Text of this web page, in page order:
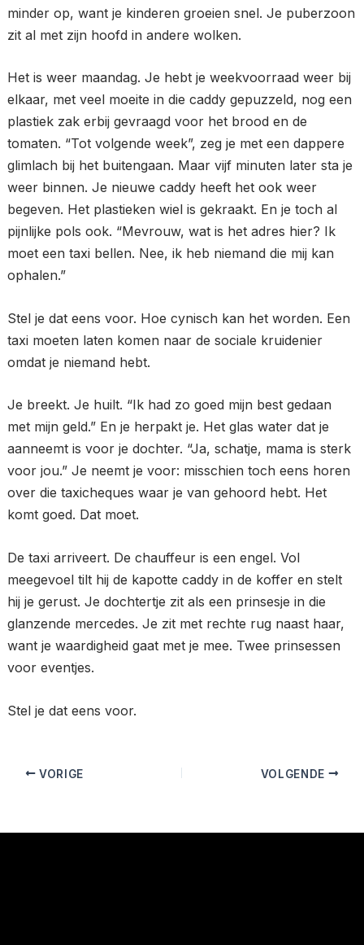
minder op, want je kinderen groeien snel. Je puberzoon
zit al met zijn hoofd in andere wolken.
Het is weer maandag. Je hebt je weekvoorraad weer bij
elkaar, met veel moeite in die caddy gepuzzeld, nog een
plastiek zak erbij gevraagd voor het brood en de
tomaten. “Tot volgende week”, zeg je met een dappere
glimlach bij het buitengaan. Maar vijf minuten later sta je
weer binnen. Je nieuwe caddy heeft het ook weer
begeven. Het plastieken wiel is gekraakt. En je toch al
pijnlijke pols ook. “Mevrouw, wat is het adres hier? Ik
moet een taxi bellen. Nee, ik heb niemand die mij kan
ophalen.”
Stel je dat eens voor. Hoe cynisch kan het worden. Een
taxi moeten laten komen naar de sociale kruidenier
omdat je niemand hebt.
Je breekt. Je huilt. “Ik had zo goed mijn best gedaan
met mijn geld.” En je herpakt je. Het glas water dat je
aanneemt is voor je dochter. “Ja, schatje, mama is sterk
voor jou.” Je neemt je voor: misschien toch eens horen
over die taxicheques waar je van gehoord hebt. Het
komt goed. Dat moet.
De taxi arriveert. De chauffeur is een engel. Vol
meegevoel tilt hij de kapotte caddy in de koffer en stelt
hij je gerust. Je dochtertje zit als een prinsesje in die
glanzende mercedes. Je zit met rechte rug naast haar,
want je waardigheid gaat met je mee. Twee prinsessen
voor eventjes.
Stel je dat eens voor.
VORIGE VOLGENDE